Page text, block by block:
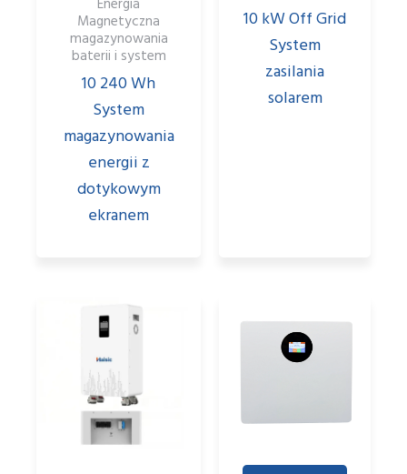
Energia
Magnetyczna
magazynowania
baterii i system
10 240 Wh
System
magazynowania
energii z
dotykowym
ekranem
10 kW Off Grid
System
zasilania
solarem